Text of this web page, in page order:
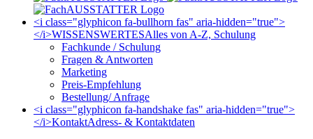
<i class="glyphicon fa-bullhorn fas" aria-hidden="true">
</i>WISSENSWERTESAlles von A-Z, Schulung
Fachkunde / Schulung
Fragen & Antworten
Marketing
Preis-Empfehlung
Bestellung/ Anfrage
<i class="glyphicon fa-handshake fas" aria-hidden="true">
</i>KontaktAdress- & Kontaktdaten